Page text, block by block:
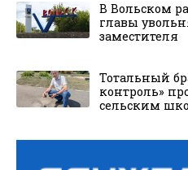
В Вольском
главы
заместителя
Тотальный
контроль»
сельским